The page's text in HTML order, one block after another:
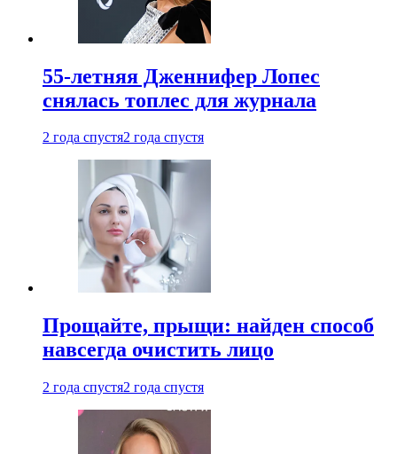
55-летняя Дженнифер Лопес
снялась топлес для журнала
2 года спустя2 года спустя
Прощайте, прыщи: найден способ
навсегда очистить лицо
2 года спустя2 года спустя